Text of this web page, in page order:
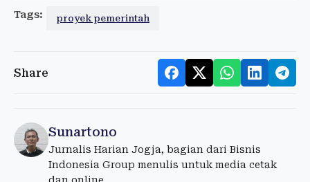
Tags: proyek pemerintah
Share
Sunartono
Jurnalis Harian Jogja, bagian dari Bisnis
Indonesia Group menulis untuk media cetak